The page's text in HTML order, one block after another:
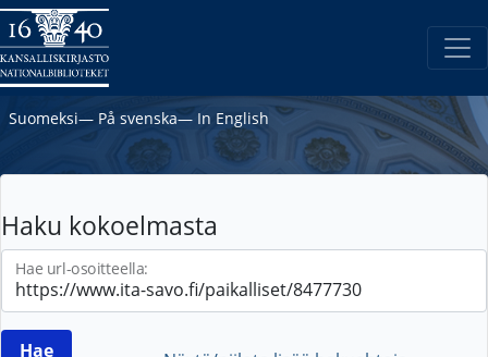
Suomeksi― På svenska― In English
Haku kokoelmasta
Hae url-osoitteella: